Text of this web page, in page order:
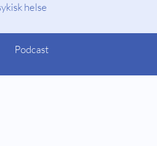
helse
Podcast